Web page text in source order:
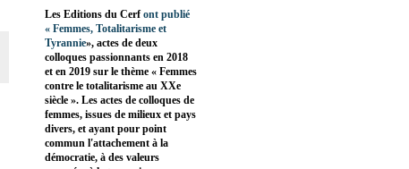
Les Editions du Cerfont publié
« Femmes, Totalitarisme et
Tyrannie», actes de deux
colloques passionnants en 2018
et en 2019 sur le thème « Femmes
contre le totalitarisme au XXe
siècle ». Les actes de colloques de
femmes, issues de milieux et pays
divers, et ayant pour point
commun l'attachement à la
démocratie, à des valeurs